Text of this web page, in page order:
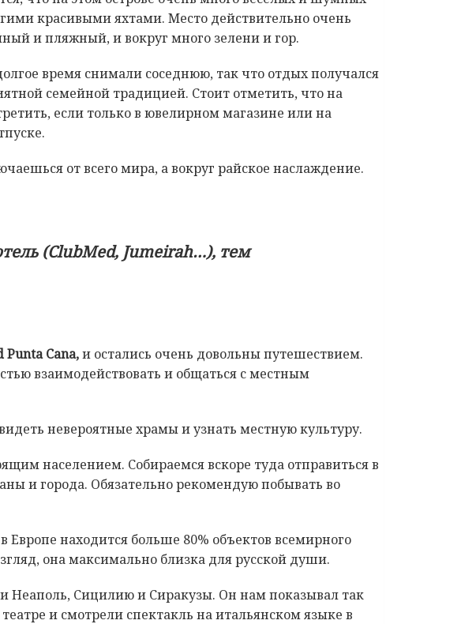
красивыми яхтами. Место действительно очень
и пляжный, и вокруг много зелени и гор.
время снимали соседнюю, так что отдых получался
семейной традицией. Стоит отметить, что на
если только в ювелирном магазине или на
от всего мира, а вокруг райское наслаждение.
(ClubMed, Jumeirah…), тем
Punta Cana,и остались очень довольны путешествием.
взаимодействовать и общаться с местным
невероятные храмы и узнать местную культуру.
населением. Собираемся вскоре туда отправиться в
и города. Обязательно рекомендую побывать во
находится больше 80% объектов всемирного
она максимально близка для русской души.
Неаполь, Сицилию и Сиракузы. Он нам показывал так
и смотрели спектакль на итальянском языке в